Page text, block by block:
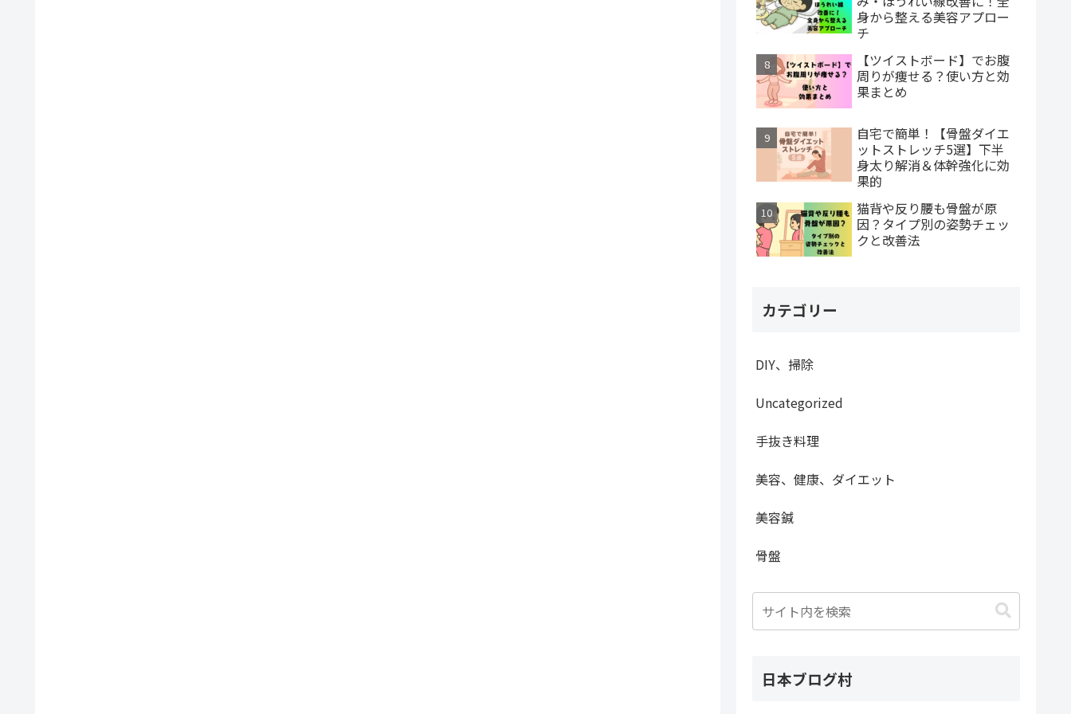
身から整える美容アプロー
チ
【ツイストボード】でお腹
周りが痩せる？使い方と効
果まとめ
自宅で簡単！【骨盤ダイエ
ットストレッチ5選】下半
身太り解消＆体幹強化に効
果的
猫背や反り腰も骨盤が原
因？タイプ別の姿勢チェッ
クと改善法
カテゴリー
DIY、掃除
Uncategorized
手抜き料理
美容、健康、ダイエット
美容鍼
骨盤
日本ブログ村